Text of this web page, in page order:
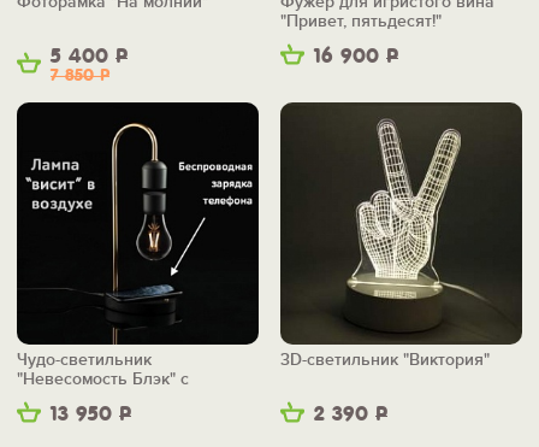
5 400 Р
7 850Р
16 900 Р
"Привет, пятьдесят!"
13 950 Р
Чудо-светильник
"Невесомость Блэк" с
беспроводной зарядкой
2 390 Р
3D-светильник "Виктория"